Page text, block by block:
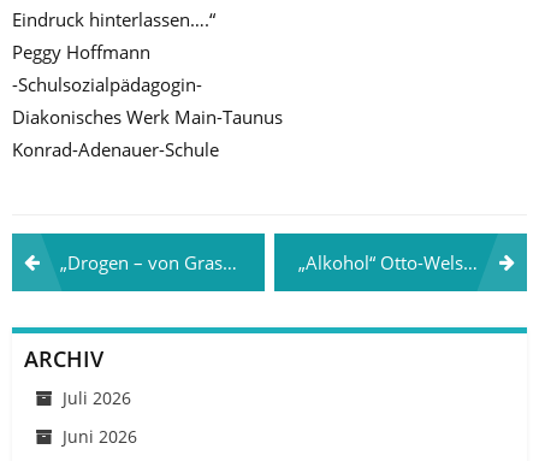
Eindruck hinterlassen….“
Peggy Hoffmann
-Schulsozialpädagogin-
Diakonisches Werk Main-Taunus
Konrad-Adenauer-Schule
Beitragsnavigation
„Drogen – von Gras zu Crystal“ Gemeinschaftsschule Erich Mäder Altenburg am 17.12.2018 „Alkohol“ Otto-Wels-Mittelschule Mitterteich 11.02.2019
ARCHIV
Juli 2026
Juni 2026